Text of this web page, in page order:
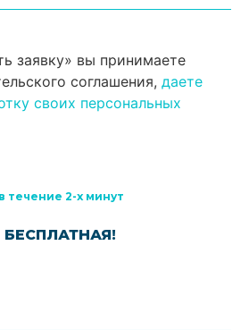
заявку» вы принимаете
соглашения, даете
своих персональных
течение 2-х минут